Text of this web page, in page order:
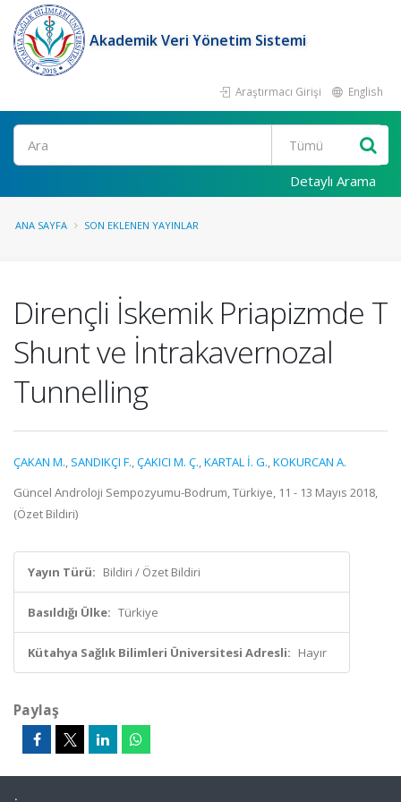
Akademik Veri Yönetim Sistemi
Araştırmacı Girişi English
Ara
Detaylı Arama
ANA SAYFA SON EKLENEN YAYINLAR
Dirençli İskemik Priapizmde T
Shunt ve İntrakavernozal
Tunnelling
ÇAKAN M., SANDIKÇI F.,ÇAKICI M. Ç.,KARTAL İ. G.,KOKURCAN A.
Güncel Androloji Sempozyumu-Bodrum, Türkiye, 11 - 13 Mayıs 2018,
(Özet Bildiri)
Yayın Türü: Bildiri / Özet Bildiri
Basıldığı Ülke: Türkiye
Kütahya Sağlık Bilimleri Üniversitesi Adresli: Hayır
Paylaş